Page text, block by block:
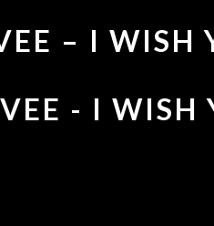
– I WISH
- I WISH